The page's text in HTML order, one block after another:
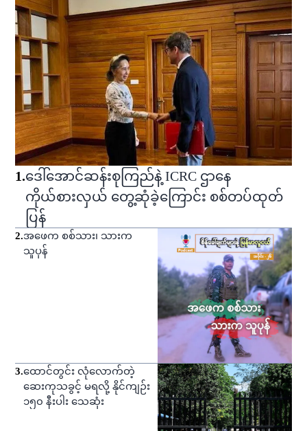
1.ဒေါ်အောင်ဆန်းစုကြည်နဲ့ ICRC ဌာနေ
ကိုယ်စားလှယ် တွေ့ဆုံခဲ့ကြောင်း စစ်တပ်ထုတ်
ပြန်
2.အဖေက စစ်သား၊ သားက
သူပုန်
3.ထောင်တွင်း လုံလောက်တဲ့
ဆေးကုသခွင့် မရလို့ နိုင်ကျဉ်း
၁၅၀ နီးပါး သေဆုံး